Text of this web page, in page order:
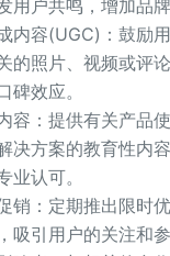
用户共鸣，增加品牌
内容(UGC)：鼓励
的照片、视频或评
碑效应。
容：提供有关产品
决方案的教育性内
业认可。
销：定期推出限时
吸引用户的关注和参